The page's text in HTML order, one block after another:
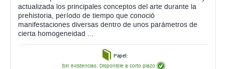
actualizada los principales conceptos del arte durante la
prehistoria, período de tiempo que conoció
manifestaciones diversas dentro de unos parámetros de
cierta homogeneidad ...
Papel:
Sin existencias. Disponible a corto plazo